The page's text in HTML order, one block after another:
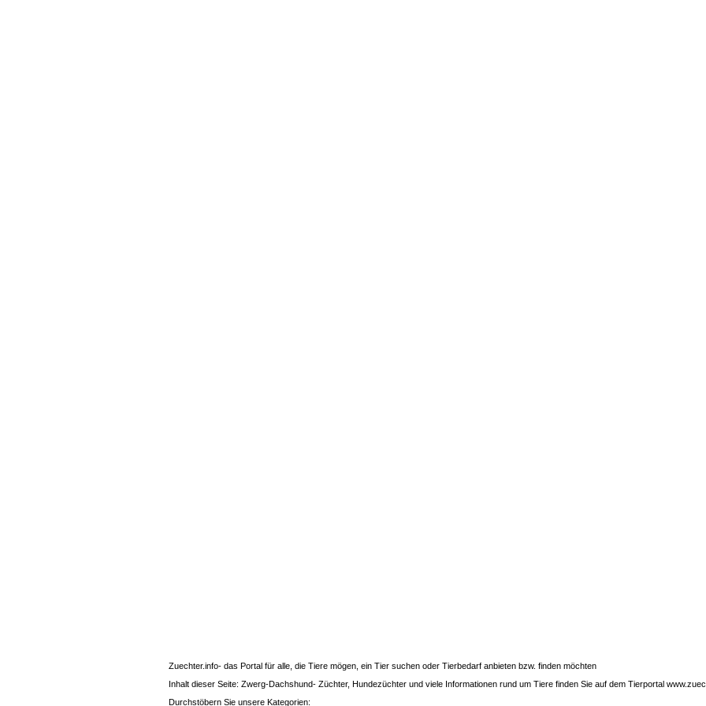
Zuechter.info- das Portal für alle, die Tiere mögen, ein Tier suchen oder Tierbedarf anbieten bzw. finden möchten
Inhalt dieser Seite: Zwerg-Dachshund- Züchter, Hundezüchter und viele Informationen rund um Tiere finden Sie auf dem Tierportal
Durchstöbern Sie unsere Kategorien: